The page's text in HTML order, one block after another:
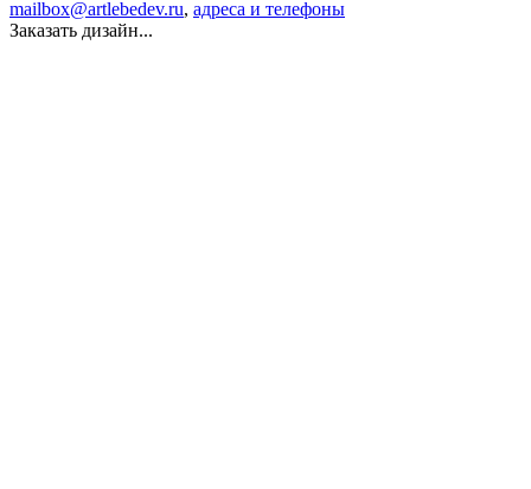
mailbox@artlebedev.ru, адреса и телефоны
Заказать дизайн...